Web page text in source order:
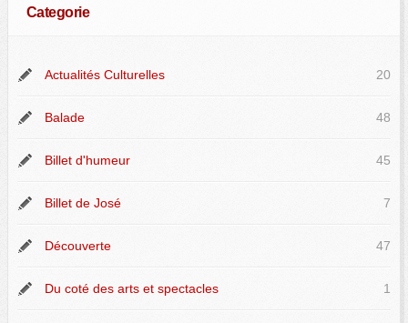
Categorie
Actualités Culturelles 20
Balade 48
Billet d'humeur 45
Billet de José 7
Découverte 47
Du coté des arts et spectacles 1